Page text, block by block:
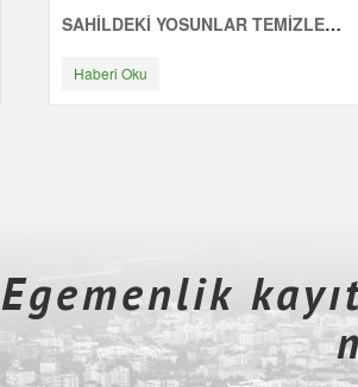
SAHİLDEKİ YOSUNLAR TEMİZLENİYOR
Haberi Oku
Egemenlik